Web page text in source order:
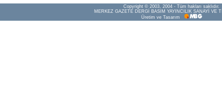
Copyright © 2003, 2004 - Tüm hakları saklıdır.
MERKEZ GAZETE DERGİ BASIM YAYINCILIK SANAYİ VE
Üretim ve Tasarım